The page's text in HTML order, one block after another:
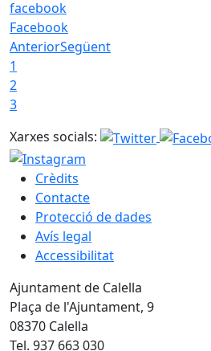
Facebook
AnteriorSegüent
1
2
3
Xarxes socials:
Crèdits
Contacte
Protecció de dades
Avís legal
Accessibilitat
Ajuntament de Calella
Plaça de l'Ajuntament, 9
08370 Calella
Tel. 937 663 030